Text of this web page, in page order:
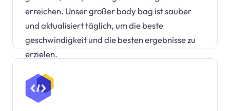
erreichen. Unser großer body bag ist sauber
und aktualisiert täglich, um die beste
geschwindigkeit und die besten ergebnisse zu
erzielen.